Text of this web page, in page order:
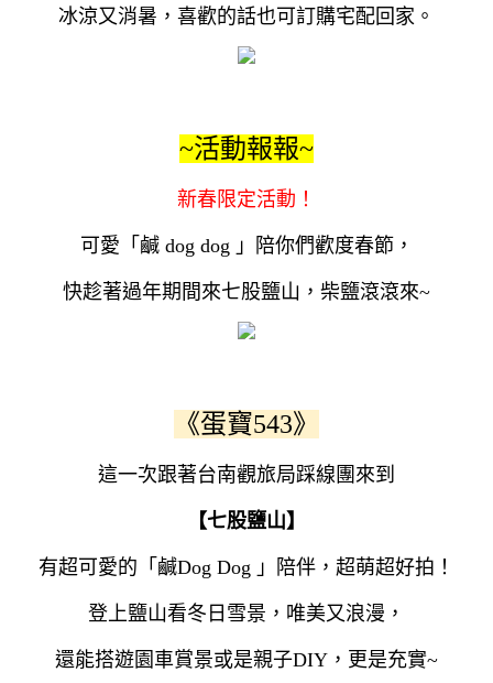
冰涼又消暑，喜歡的話也可訂購宅配回家。
~活動報報~
新春限定活動！
可愛「 鹹 dog dog 」陪你們歡度春節，
快趁著過年期間來七股鹽山，柴鹽滾滾來~
《蛋寶543》
這一次跟著台南觀旅局踩線團來到
【七股鹽山】
有超可愛的「鹹Dog Dog 」陪伴，超萌超好拍！
登上鹽山看冬日雪景，唯美又浪漫，
還能搭遊園車賞景或是親子DIY，更是充實~